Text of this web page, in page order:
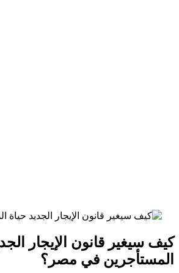
كيف سيغير قانون الإيجار
المستأجرين في مصر؟